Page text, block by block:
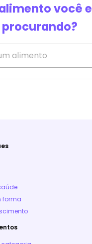
você
procurando?
forma